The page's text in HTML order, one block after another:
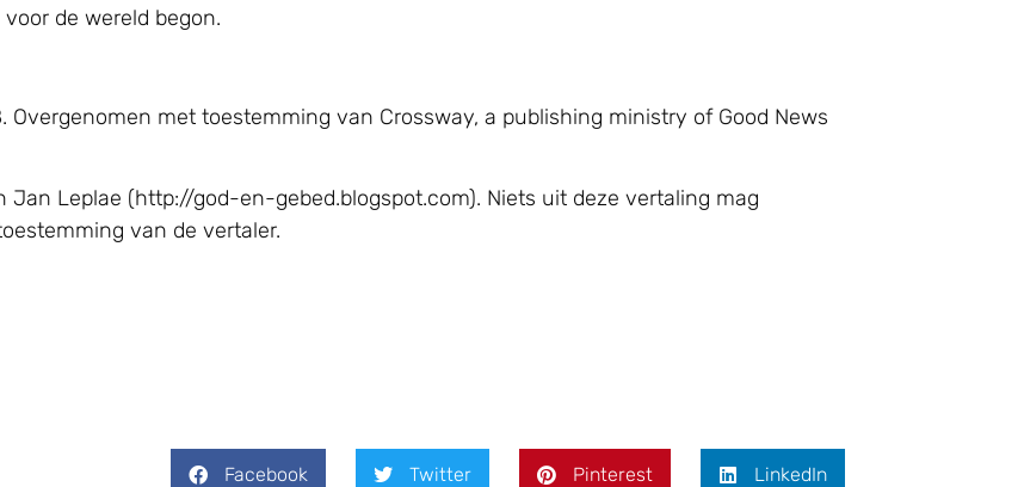
de wereld begon.
Overgenomen met toestemming van Crossway, a publishing ministry of Good News
Leplae (http://god-en-gebed.blogspot.com). Niets uit deze vertaling mag
van de vertaler.
Facebook Twitter Pinterest LinkedIn